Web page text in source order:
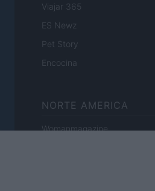
Viajar 365
ES Newz
Pet Story
Encocina
NORTE AMERICA
Womanmagazine